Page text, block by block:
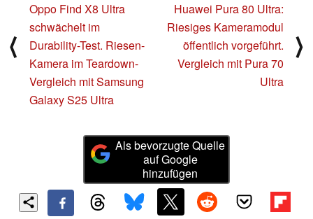
⟨
Oppo Find X8 Ultra
schwächelt im
Durability-Test. Riesen-
Kamera im Teardown-
Vergleich mit Samsung
Galaxy S25 Ultra
Huawei Pura 80 Ultra:
Riesiges Kameramodul
öffentlich vorgeführt.
Vergleich mit Pura 70
Ultra
⟩
Als bevorzugte Quelle
auf Google
hinzufügen